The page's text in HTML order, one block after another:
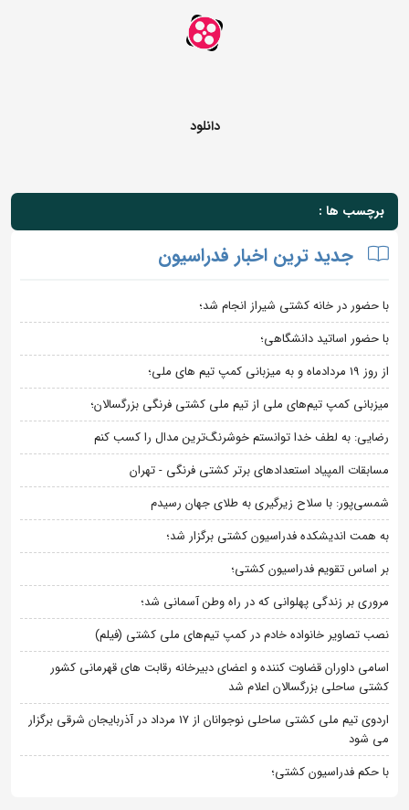
دانلود
برچسب ها :
جدید ترین اخبار فدراسیون
با حضور در خانه کشتی شیراز انجام شد؛
با حضور اساتید دانشگاهی؛
از روز 19 مردادماه و به میزبانی کمپ تیم های ملی؛
میزبانی کمپ تیم‌های ملی از تیم ملی کشتی فرنگی بزرگسالان؛
رضایی: به لطف خدا توانستم خوشرنگ‌ترین مدال را کسب کنم
مسابقات المپیاد استعدادهای برتر کشتی فرنگی - تهران
شمسی‌پور: با سلاح زیرگیری به طلای جهان رسیدم
به همت اندیشکده فدراسیون کشتی برگزار شد؛
بر اساس تقویم فدراسیون کشتی؛
مروری بر زندگی پهلوانی که در راه وطن آسمانی شد؛
نصب تصاویر خانواده خادم در کمپ تیم‌های ملی کشتی (فیلم)
اسامی داوران قضاوت کننده و اعضای دبیرخانه رقابت های قهرمانی کشور
کشتی ساحلی بزرگسالان اعلام شد
اردوی تیم ملی کشتی ساحلی نوجوانان از 17 مرداد در آذربایجان شرقی برگزار
می شود
با حکم فدراسیون کشتی؛